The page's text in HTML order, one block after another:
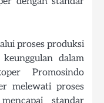
proses produksi
dalam
Promosindo
melewati proses
standar